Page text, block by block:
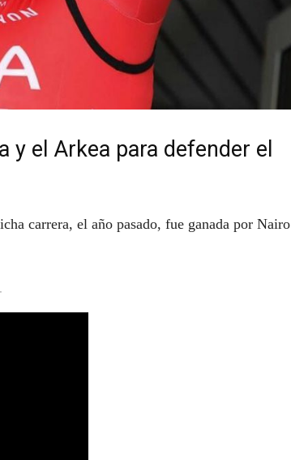
y el Arkea para defender el
carrera, el año pasado, fue ganada por Nairo